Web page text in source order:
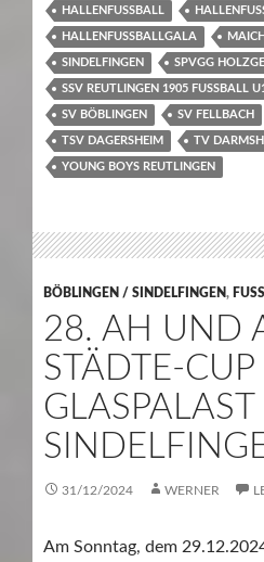
HALLENFUSSBALL
HALLENFUSSBALLGALA
SINDELFINGEN SPVGG
SSV REUTLINGEN 1905 FUSSBALL U19
SV BÖBLINGEN SV FELLBACH
TSV DAGERSHEIM TV
YOUNG BOYS REUTLINGEN
BÖBLINGEN / SINDELFINGEN,
28. AH UND
STÄDTE-CUP
GLASPALAST
31/12/2024 WERNER
Am Sonntag, dem